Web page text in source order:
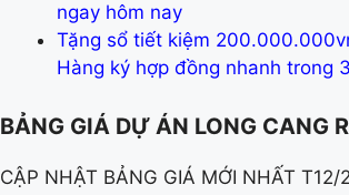
ngay hôm nay
Tặng sổ tiết kiệm
Hàng ký hợp đồng nhanh trong
BẢNG GIÁ DỰ ÁN LONG CANG
CẬP NHẬT BẢNG GIÁ MỚI NHẤT T12/